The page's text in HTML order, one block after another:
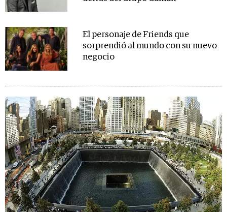
El personaje de Friends que
sorprendió al mundo con su nuevo
negocio